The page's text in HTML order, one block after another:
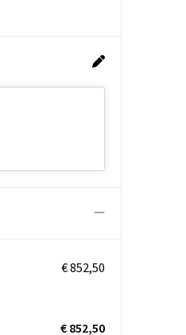
€ 852,50
€ 852,50